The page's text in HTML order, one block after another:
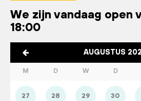
We zijn vandaag open
18:00
AUGUSTUS
M D W D
27 28 29 30